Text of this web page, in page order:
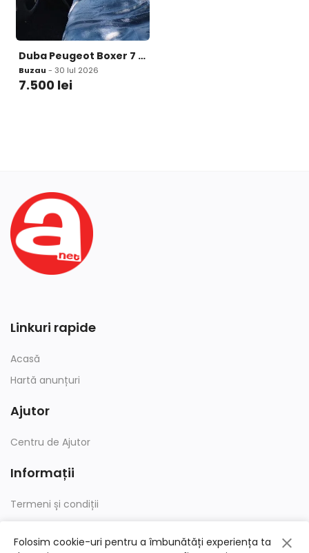
Duba Peugeot Boxer 7 500 lei
Buzau - 30 Iul 2026
7.500 lei
Linkuri rapide
Acasă
Hartă anunțuri
Ajutor
Centru de Ajutor
Informații
Termeni și condiții
Folosim cookie-uri pentru a îmbunătăți experiența ta